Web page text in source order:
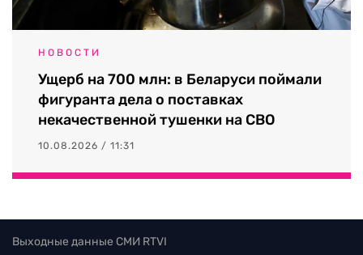
НОВОСТИ
Ущерб на 700 млн: в Беларуси поймали
фигуранта дела о поставках
некачественной тушенки на СВО
10.08.2026 / 11:31
Выходные данные СМИ RTVI